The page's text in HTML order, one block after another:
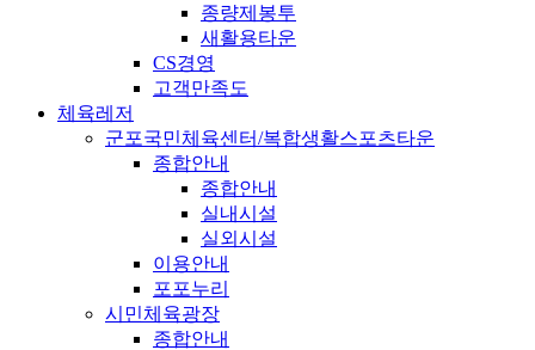
종량제봉투
새활용타운
CS경영
고객만족도
체육레저
군포국민체육센터/복합생활스포츠타운
종합안내
종합안내
실내시설
실외시설
이용안내
포포누리
시민체육광장
종합안내